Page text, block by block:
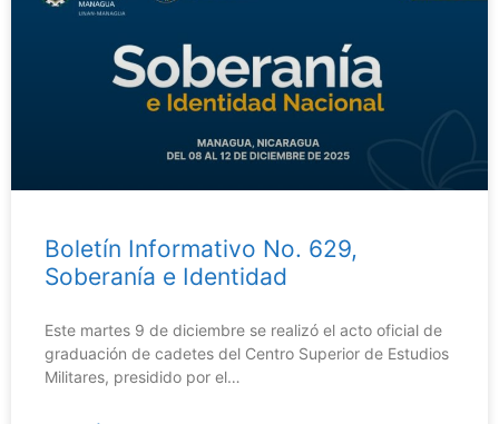
Boletín Informativo No. 629,
Soberanía e Identidad
Este martes 9 de diciembre se realizó el acto oficial de
graduación de cadetes del Centro Superior de Estudios
Militares, presidido por el…